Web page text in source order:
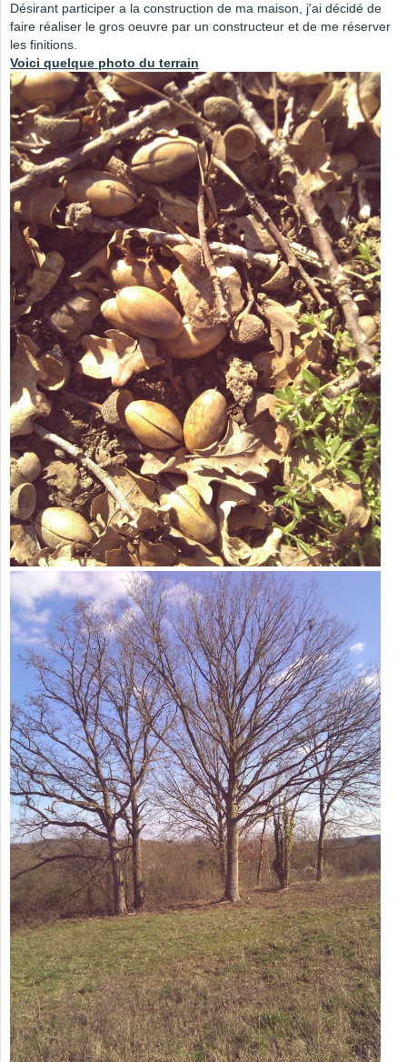
Désirant participer a la construction de ma maison, j'ai décidé de
faire réaliser le gros oeuvre par un constructeur et de me réserver
les finitions.
Voici quelque photo du terrain